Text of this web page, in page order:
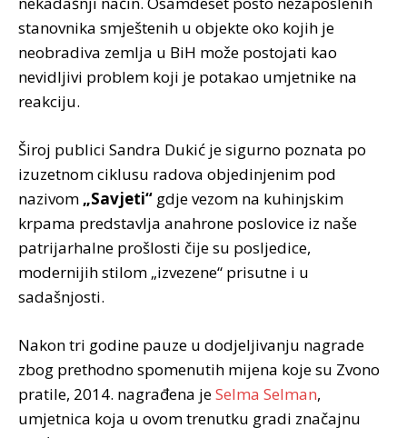
stanovnika smještenih u objekte oko kojih je
neobradiva zemlja u BiH može postojati kao
nevidljivi problem koji je potakao umjetnike na
reakciju.
Široj publici Sandra Dukić je sigurno poznata po
izuzetnom ciklusu radova objedinjenim pod
nazivom „Savjeti“ gdje vezom na kuhinjskim
krpama predstavlja anahrone poslovice iz naše
patrijarhalne prošlosti čije su posljedice,
modernijih stilom „izvezene“ prisutne i u
sadašnjosti.
Nakon tri godine pauze u dodjeljivanju nagrade
zbog prethodno spomenutih mijena koje su Zvono
pratile, 2014. nagrađena jeSelma Selman,
umjetnica koja u ovom trenutku gradi značajnu